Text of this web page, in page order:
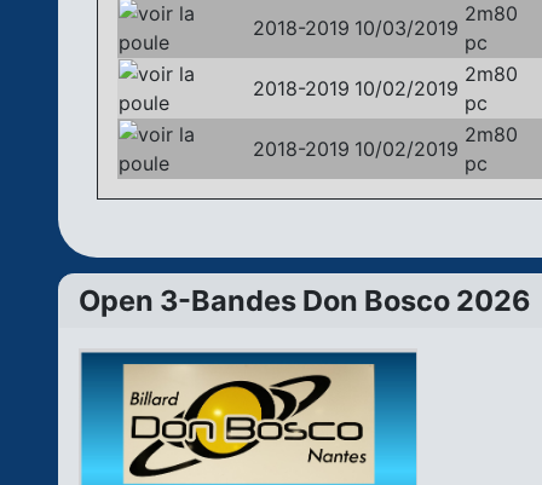
Open 3-Bandes Don Bosco 2026
2018-2019 10/03/2019
2m80
pc
2018-2019 10/02/2019
2m80
pc
2018-2019 10/02/2019
2m80
pc